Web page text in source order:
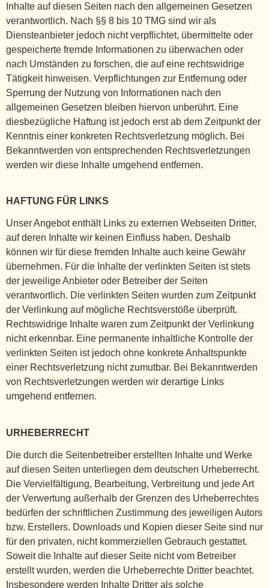
Inhalte auf diesen Seiten nach den allgemeinen Gesetzen
verantwortlich. Nach §§ 8 bis 10 TMG sind wir als
Diensteanbieter jedoch nicht verpflichtet, übermittelte oder
gespeicherte fremde Informationen zu überwachen oder
nach Umständen zu forschen, die auf eine rechtswidrige
Tätigkeit hinweisen. Verpflichtungen zur Entfernung oder
Sperrung der Nutzung von Informationen nach den
allgemeinen Gesetzen bleiben hiervon unberührt. Eine
diesbezügliche Haftung ist jedoch erst ab dem Zeitpunkt der
Kenntnis einer konkreten Rechtsverletzung möglich. Bei
Bekanntwerden von entsprechenden Rechtsverletzungen
werden wir diese Inhalte umgehend entfernen.
HAFTUNG FÜR LINKS
Unser Angebot enthält Links zu externen Webseiten Dritter,
auf deren Inhalte wir keinen Einfluss haben. Deshalb
können wir für diese fremden Inhalte auch keine Gewähr
übernehmen. Für die Inhalte der verlinkten Seiten ist stets
der jeweilige Anbieter oder Betreiber der Seiten
verantwortlich. Die verlinkten Seiten wurden zum Zeitpunkt
der Verlinkung auf mögliche Rechtsverstöße überprüft.
Rechtswidrige Inhalte waren zum Zeitpunkt der Verlinkung
nicht erkennbar. Eine permanente inhaltliche Kontrolle der
verlinkten Seiten ist jedoch ohne konkrete Anhaltspunkte
einer Rechtsverletzung nicht zumutbar. Bei Bekanntwerden
von Rechtsverletzungen werden wir derartige Links
umgehend entfernen.
URHEBERRECHT
Die durch die Seitenbetreiber erstellten Inhalte und Werke
auf diesen Seiten unterliegen dem deutschen Urheberrecht.
Die Vervielfältigung, Bearbeitung, Verbreitung und jede Art
der Verwertung außerhalb der Grenzen des Urheberrechtes
bedürfen der schriftlichen Zustimmung des jeweiligen Autors
bzw. Erstellers. Downloads und Kopien dieser Seite sind nur
für den privaten, nicht kommerziellen Gebrauch gestattet.
Soweit die Inhalte auf dieser Seite nicht vom Betreiber
erstellt wurden, werden die Urheberrechte Dritter beachtet.
Insbesondere werden Inhalte Dritter als solche